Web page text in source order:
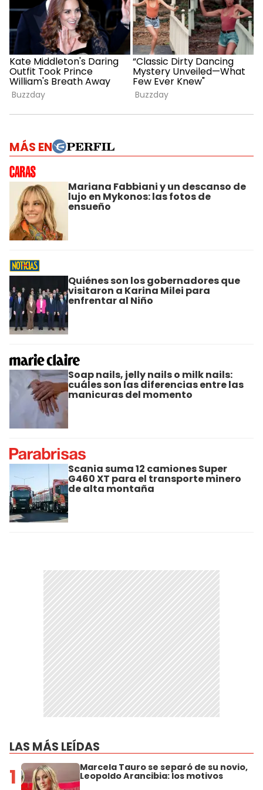
MÁS EN
Mariana Fabbiani y un descanso de
lujo en Mykonos: las fotos de
ensueño
Quiénes son los gobernadores que
visitaron a Karina Milei para
enfrentar al Niño
Soap nails, jelly nails o milk nails:
cuáles son las diferencias entre las
manicuras del momento
Scania suma 12 camiones Super
G460 XT para el transporte minero
de alta montaña
LAS MÁS LEÍDAS
1 Marcela Tauro se separó de su novio,
Leopoldo Arancibia: los motivos